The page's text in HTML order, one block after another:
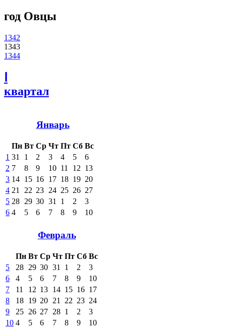
год Овцы
1342
1343
1344
квартал
Январь
Пн Вт Ср Чт Пт Сб Вс
1 31 1 2 3 4 5
6
2 7 8 9 10 11 12 13
3 14 15 16 17 18 19 20
4 21 22 23 24 25 26 27
5 28 29 30 31 1 2
3
6 4 5 6 7 8 9 10
Февраль
Пн Вт Ср Чт Пт Сб Вс
5
28 29 30 31 1 2
3
6
4 5 6 7 8 9
10
7
11 12 13 14 15 16 17
8
18 19 20 21 22 23 24
9
25 26 27 28 1 2
3
10 4 5 6 7 8 9 10